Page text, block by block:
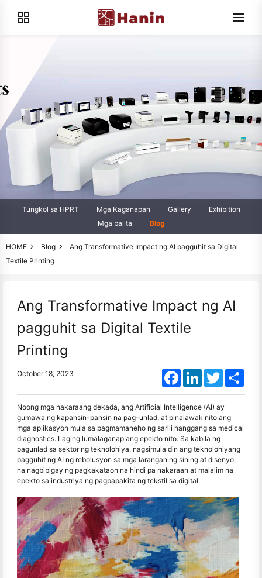
Tungkol sa HPRT Mga Kaganapan Gallery
Exhibition
Mga balita
Blog
HOME Blog
Ang Transformative Impact ng AI pagguhit sa Digital
Textile Printing
Ang Transformative Impact ng AI
pagguhit sa Digital Textile
Printing
October 18, 2023 FacebookLinkedInTwitter
Noong mga nakaraang dekada, ang Artificial Intelligence (AI) ay
gumawa ng kapansin-pansin na pag-unlad, at pinalawak nito ang
mga aplikasyon mula sa pagmamaneho ng sarili hanggang sa medical
diagnostics. Laging lumalaganap ang epekto nito. Sa kabila ng
pagunlad sa sektor ng teknolohiya, nagsimula din ang teknolohiyang
pagguhit ng AI ng rebolusyon sa mga larangan ng sining at disenyo,
na nagbibigay ng pagkakataon na hindi pa nakaraan at malalim na
epekto sa industriya ng pagpapakita ng tekstil sa digital.